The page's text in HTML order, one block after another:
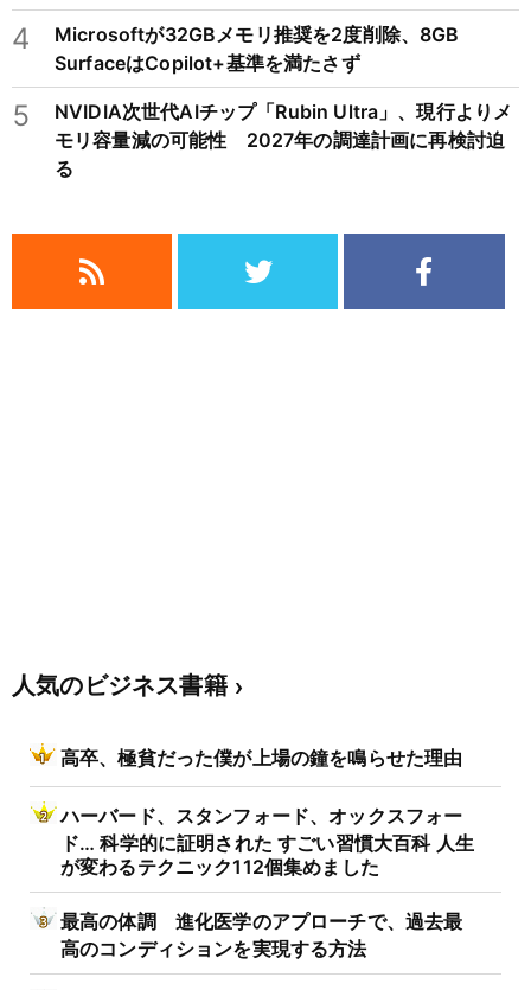
4
Microsoftが32GBメモリ推奨を2度削除、8GB
SurfaceはCopilot+基準を満たさず
5
NVIDIA次世代AIチップ「Rubin Ultra」、現行よりメ
モリ容量減の可能性 2027年の調達計画に再検討迫
る
人気のビジネス書籍
高卒、極貧だった僕が上場の鐘を鳴らせた理由
ハーバード、スタンフォード、オックスフォー
ド… 科学的に証明された すごい習慣大百科 人生
が変わるテクニック112個集めました
最高の体調 進化医学のアプローチで、過去最
高のコンディションを実現する方法